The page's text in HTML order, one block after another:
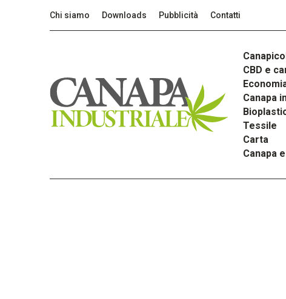
Chi siamo Downloads Pubblicità Contatti
CBD e
Canapa
Tessile
Carta
Canapa